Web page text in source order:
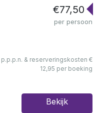
€77,50
per persoon
& reserveringskosten €
12,95 per boeking
Bekijk